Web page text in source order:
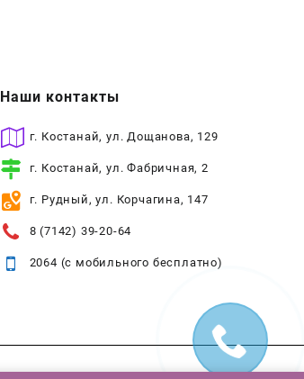
Наши контакты
г. Костанай, ул. Дощанова, 129
г. Костанай, ул. Фабричная, 2
г. Рудный, ул. Корчагина, 147
8 (7142) 39-20-64
2064 (с мобильного бесплатно)